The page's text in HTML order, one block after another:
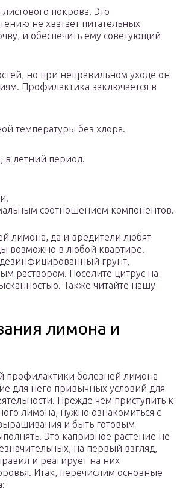
покрова. Это
не хватает питательных
и обеспечить ему советующий
но при неправильном уходе он
Профилактика заключается в
температуры без хлора.
в летний период.
соотношением компонентов.
лимона, да и вредители любят
возможно в любой квартире.
грунт,
раствором. Поселите цитрус на
Также читайте нашу
лимона и
профилактики болезней лимона
для него привычных условий для
Прежде чем приступить к
лимона, нужно ознакомиться с
и быть готовым
Это капризное растение не
на первый взгляд,
и реагирует на них
Итак, перечислим основные